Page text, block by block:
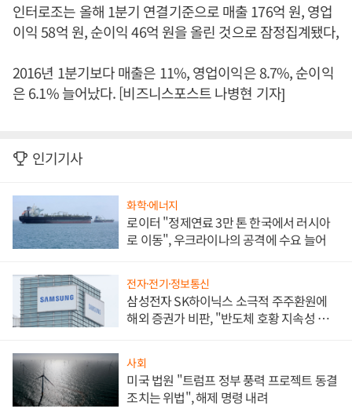
인터로조는 올해 1분기 연결기준으로 매출 176억 원, 영업
이익 58억 원, 순이익 46억 원을 올린 것으로 잠정집계됐다,
2016년 1분기보다 매출은 11%, 영업이익은 8.7%, 순이익
은 6.1% 늘어났다. [비즈니스포스트 나병현 기자]
인기기사
화학·에너지
로이터 "정제연료 3만 톤 한국에서 러시아
로 이동", 우크라이나의 공격에 수요 늘어
전자·전기·정보통신
삼성전자 SK하이닉스 소극적 주주환원에
해외 증권가 비판, "반도체 호황 지속성 의
사회
미국 법원 "트럼프 정부 풍력 프로젝트 동결
조치는 위법", 해제 명령 내려